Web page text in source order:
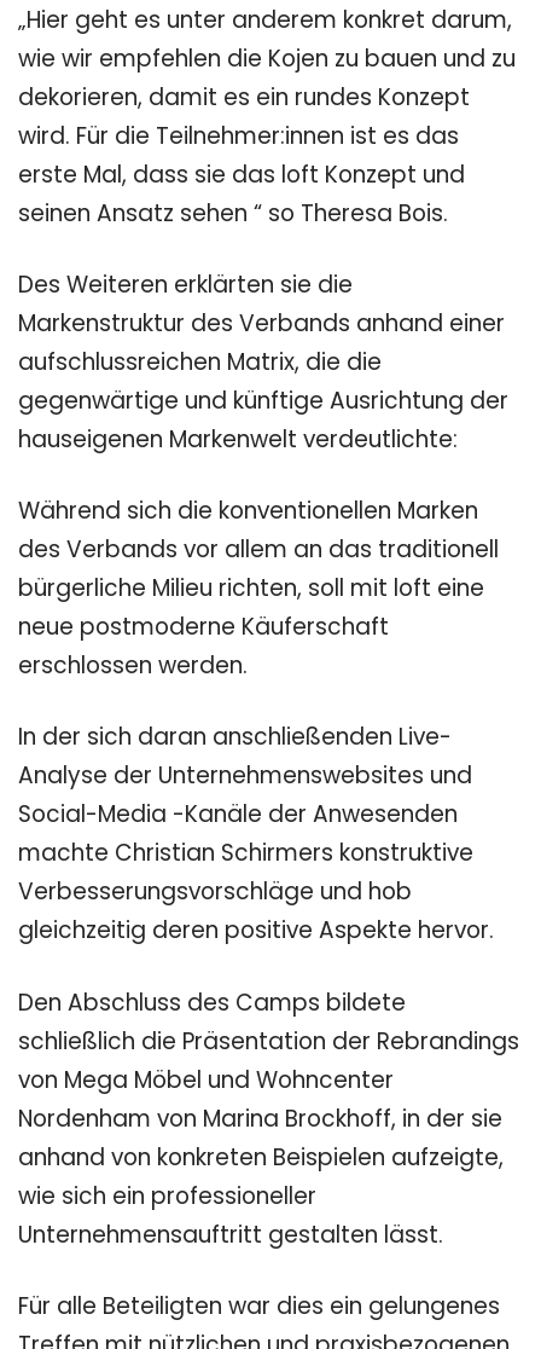
„Hier geht es unter anderem konkret darum,
wie wir empfehlen die Kojen zu bauen und zu
dekorieren, damit es ein rundes Konzept
wird. Für die Teilnehmer:innen ist es das
erste Mal, dass sie das loft Konzept und
seinen Ansatz sehen “ so Theresa Bois.
Des Weiteren erklärten sie die
Markenstruktur des Verbands anhand einer
aufschlussreichen Matrix, die die
gegenwärtige und künftige Ausrichtung der
hauseigenen Markenwelt verdeutlichte:
Während sich die konventionellen Marken
des Verbands vor allem an das traditionell
bürgerliche Milieu richten, soll mit loft eine
neue postmoderne Käuferschaft
erschlossen werden.
In der sich daran anschließenden Live-
Analyse der Unternehmenswebsites und
Social-Media -Kanäle der Anwesenden
machte Christian Schirmers konstruktive
Verbesserungsvorschläge und hob
gleichzeitig deren positive Aspekte hervor.
Den Abschluss des Camps bildete
schließlich die Präsentation der Rebrandings
von Mega Möbel und Wohncenter
Nordenham von Marina Brockhoff, in der sie
anhand von konkreten Beispielen aufzeigte,
wie sich ein professioneller
Unternehmensauftritt gestalten lässt.
Für alle Beteiligten war dies ein gelungenes